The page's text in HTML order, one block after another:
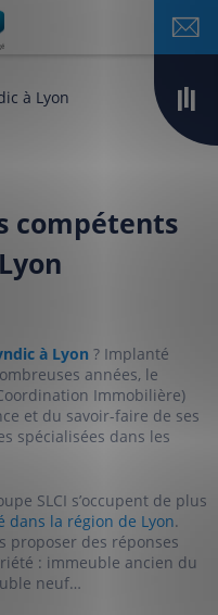
à Lyon
compétents
à Lyon ? Implanté
années, le
Immobilière)
et du savoir-faire de ses
spécialisées dans les
SLCI s’occupent de plus
dans la région de Lyon.
proposer des réponses
: immeuble ancien du
neuf…